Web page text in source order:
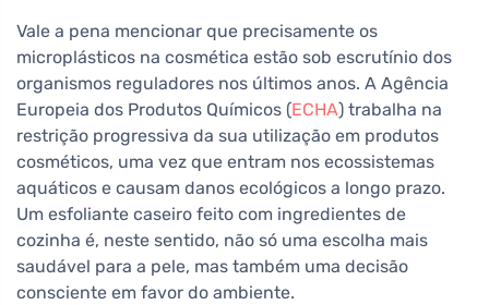
Vale a pena mencionar que precisamente os
microplásticos na cosmética estão sob escrutínio dos
organismos reguladores nos últimos anos. A Agência
Europeia dos Produtos Químicos (ECHA) trabalha na
restrição progressiva da sua utilização em produtos
cosméticos, uma vez que entram nos ecossistemas
aquáticos e causam danos ecológicos a longo prazo.
Um esfoliante caseiro feito com ingredientes de
cozinha é, neste sentido, não só uma escolha mais
saudável para a pele, mas também uma decisão
consciente em favor do ambiente.